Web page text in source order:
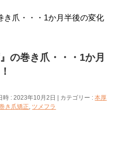
き爪・・・1か月半後の変化
の巻き爪・・・1か月
時 : 2023年10月2日 カテゴリー :本厚
き爪矯正, ツメフラ